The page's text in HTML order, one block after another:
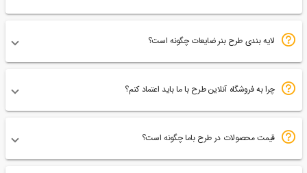
لایه بندی طرح بنر ضایعات چگونه است؟
چرا به فروشگاه آنلاین طرح با ما باید اعتماد کنم؟
قیمت محصولات در طرح باما چگونه است؟